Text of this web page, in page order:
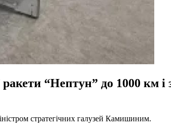
“Нептун” до 1000 км і
стратегічних галузей Камишиним.